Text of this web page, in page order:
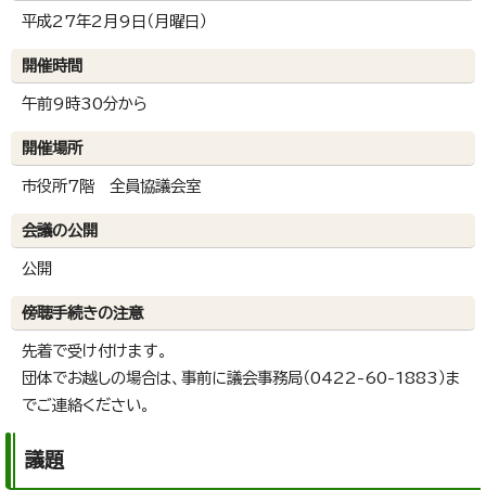
平成27年2月9日（月曜日）
開催時間
午前9時30分から
開催場所
市役所7階 全員協議会室
会議の公開
公開
傍聴手続きの注意
先着で受け付けます。
団体でお越しの場合は、事前に議会事務局（0422-60-1883）ま
でご連絡ください。
議題